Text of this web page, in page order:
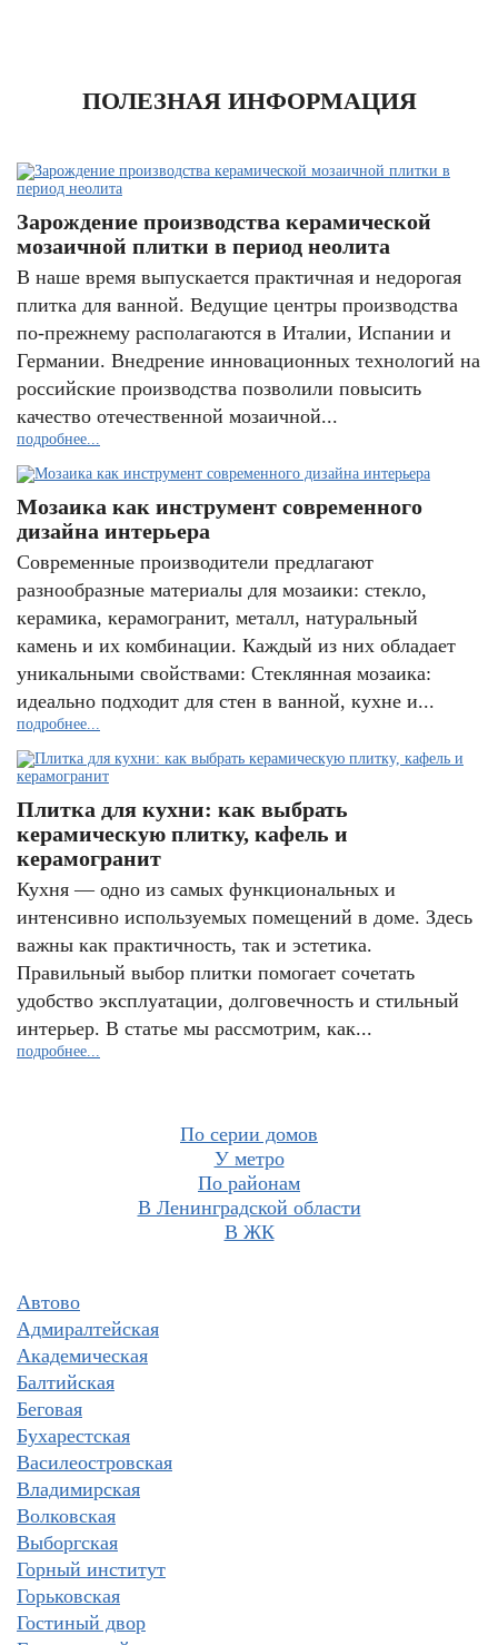
ПОЛЕЗНАЯ ИНФОРМАЦИЯ
Зарождение производства керамической
мозаичной плитки в период неолита
В наше время выпускается практичная и недорогая
плитка для ванной. Ведущие центры производства
по-прежнему располагаются в Италии, Испании и
Германии. Внедрение инновационных технологий на
российские производства позволили повысить
качество отечественной мозаичной...
подробнее...
Мозаика как инструмент современного
дизайна интерьера
Современные производители предлагают
разнообразные материалы для мозаики: стекло,
керамика, керамогранит, металл, натуральный
камень и их комбинации. Каждый из них обладает
уникальными свойствами: Стеклянная мозаика:
идеально подходит для стен в ванной, кухне и...
подробнее...
Плитка для кухни: как выбрать
керамическую плитку, кафель и
керамогранит
Кухня — одно из самых функциональных и
интенсивно используемых помещений в доме. Здесь
важны как практичность, так и эстетика.
Правильный выбор плитки помогает сочетать
удобство эксплуатации, долговечность и стильный
интерьер. В статье мы рассмотрим, как...
подробнее...
По серии домов
У метро
По районам
В Ленинградской области
В ЖК
Автово
Адмиралтейская
Академическая
Балтийская
Беговая
Бухарестская
Василеостровская
Владимирская
Волковская
Выборгская
Горный институт
Горьковская
Гостиный двор